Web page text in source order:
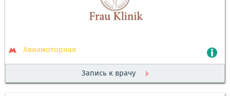
Авиамоторная
Запись к врачу